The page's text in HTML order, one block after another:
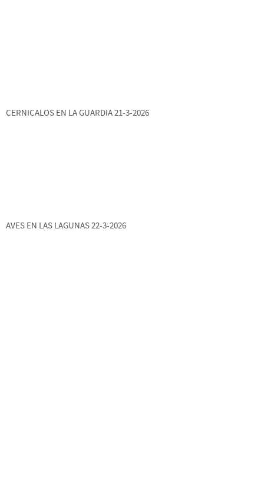
CERNICALOS EN LA GUARDIA 21-3-2026
AVES EN LAS LAGUNAS 22-3-2026